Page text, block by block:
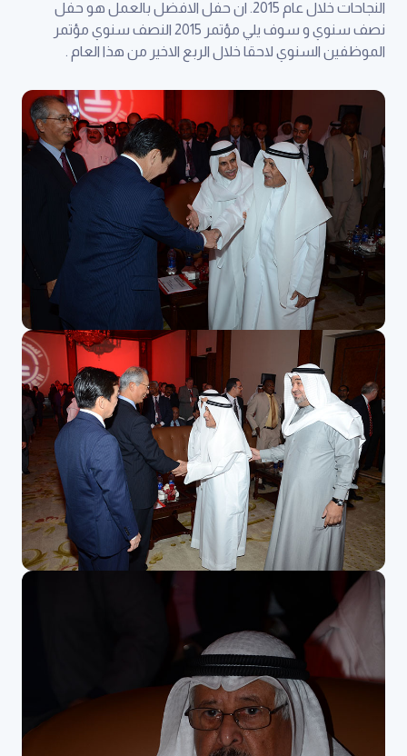
النجاحات خلال عام 2015. ان حفل الافضل بالعمل هو حفل
نصف سنوي و سوف يلي مؤتمر 2015 النصف سنوي مؤتمر
الموظفين السنوي لاحقا خلال الربع الاخير من هذا العام .